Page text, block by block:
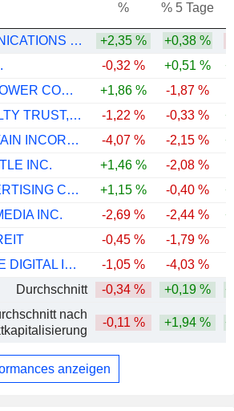
% % 5 Tage
SBA COMMUNICATIONS CORPORATION +2,35 % +0,38 %
-0,32 % +0,51 %
AMERICAN TOWER CORPORATION
+1,86 % -1,87 %
DIGITAL REALTY TRUST, INC.
-1,22 % -0,33 %
IRON MOUNTAIN INCORPORATED
-4,07 % -2,15 %
INC.
+1,46 % -2,08 %
LAMAR ADVERTISING COMPANY
+1,15 % -0,40 %
INC.
-2,69 % -2,44 %
-0,45 % -1,79 %
BLACKSTONE DIGITAL INFRASTRUCTURE TRUST INC.
-1,05 %
-4,03 %
Durchschnitt
-0,34 % +0,19 %
nach
-0,11 % +1,94 %
anzeigen